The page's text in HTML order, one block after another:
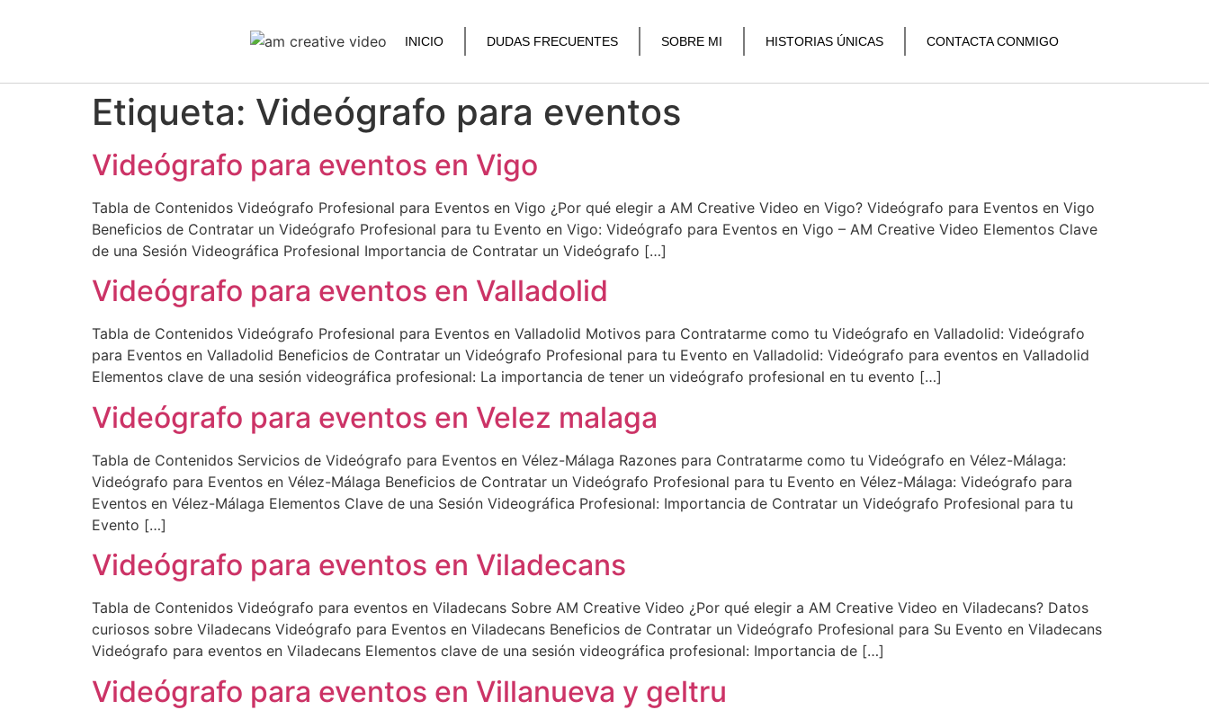
INICIO DUDAS FRECUENTES SOBRE MI HISTORIAS ÚNICAS CONTACTA CONMIGO
Etiqueta: Videógrafo para eventos
Videógrafo para eventos en Vigo
Tabla de Contenidos Videógrafo Profesional para Eventos en Vigo ¿Por qué elegir a AM Creative Video en Vigo? Videógrafo para Eventos en Vigo
Beneficios de Contratar un Videógrafo Profesional para tu Evento en Vigo: Videógrafo para Eventos en Vigo – AM Creative Video Elementos Clave
de una Sesión Videográfica Profesional Importancia de Contratar un Videógrafo […]
Videógrafo para eventos en Valladolid
Tabla de Contenidos Videógrafo Profesional para Eventos en Valladolid Motivos para Contratarme como tu Videógrafo en Valladolid: Videógrafo
para Eventos en Valladolid Beneficios de Contratar un Videógrafo Profesional para tu Evento en Valladolid: Videógrafo para eventos en Valladolid
Elementos clave de una sesión videográfica profesional: La importancia de tener un videógrafo profesional en tu evento […]
Videógrafo para eventos en Velez malaga
Tabla de Contenidos Servicios de Videógrafo para Eventos en Vélez-Málaga Razones para Contratarme como tu Videógrafo en Vélez-Málaga:
Videógrafo para Eventos en Vélez-Málaga Beneficios de Contratar un Videógrafo Profesional para tu Evento en Vélez-Málaga: Videógrafo para
Eventos en Vélez-Málaga Elementos Clave de una Sesión Videográfica Profesional: Importancia de Contratar un Videógrafo Profesional para tu
Evento […]
Videógrafo para eventos en Viladecans
Tabla de Contenidos Videógrafo para eventos en Viladecans Sobre AM Creative Video ¿Por qué elegir a AM Creative Video en Viladecans? Datos
curiosos sobre Viladecans Videógrafo para Eventos en Viladecans Beneficios de Contratar un Videógrafo Profesional para Su Evento en Viladecans
Videógrafo para eventos en Viladecans Elementos clave de una sesión videográfica profesional: Importancia de […]
Videógrafo para eventos en Villanueva y geltru